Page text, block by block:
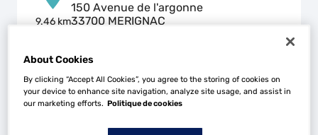
9.46 km
150 Avenue de l'argonne
33700 MERIGNAC
Voir plus
About Cookies
By clicking “Accept All Cookies”, you agree to the storing of cookies on
your device to enhance site navigation, analyze site usage, and assist in
our marketing efforts. Politique de cookies